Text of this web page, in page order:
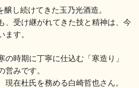
し続けてきた玉乃光酒造。
、受け継がれてきた技と精神は、今
す。
の時期に丁寧に仕込む「寒造り」
みです。
現在杜氏を務める白崎哲也さん。